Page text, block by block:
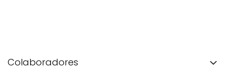
Colaboradores